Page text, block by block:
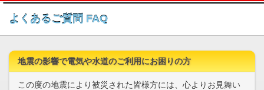
このページの本文へ
よくあるご質問 FAQ
地震の影響で電気や水道のご利用にお困りの方
この度の地震により被災された皆様方には、心よりお見舞い